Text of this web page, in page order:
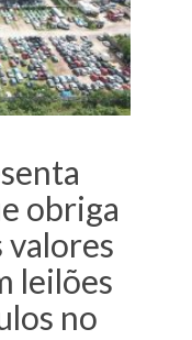
obriga
valores
leilões
no